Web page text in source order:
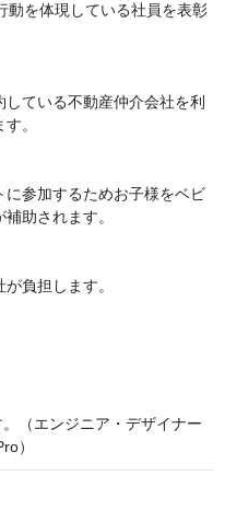
動を体現している社員を表彰
ている不動産仲介会社を利
。
参加するためお子様をベビ
助されます。
負担します。
（エンジニア・デザイナー
）